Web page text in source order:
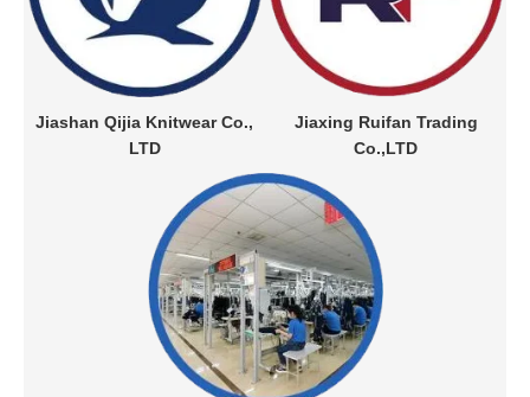
Jiashan Qijia Knitwear Co.,
LTD
Jiaxing Ruifan Trading
Co.,LTD